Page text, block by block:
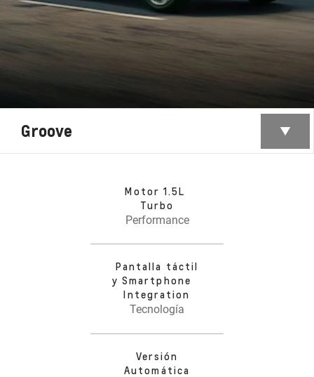
Groove
Motor 1.5L
Turbo
Performance
Pantalla táctil
y Smartphone
Integration
Tecnología
Versión
Automática